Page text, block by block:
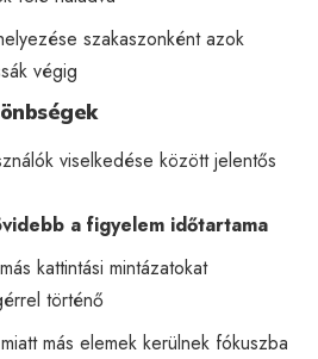
szakaszonként azok
végig
viselkedése között jelentős
a figyelem időtartama
más kattintási mintázatokat
történő
miatt más elemek kerülnek fókuszba